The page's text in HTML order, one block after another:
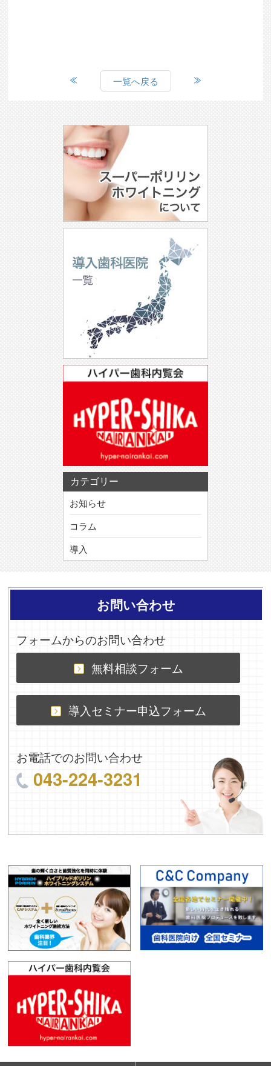
一覧へ戻る
カテゴリー
お知らせ
コラム
導入
お問い合わせ
フォームからのお問い合わせ
無料相談フォーム
導入セミナー申込フォーム
お電話でのお問い合わせ
043-224-3231